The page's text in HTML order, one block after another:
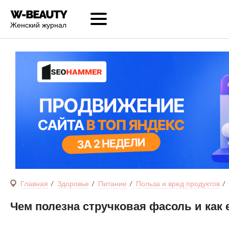
Женский журнал
Главная Здоровье Питание Польза и вред продуктов
Чем полезна стручковая фасоль и как